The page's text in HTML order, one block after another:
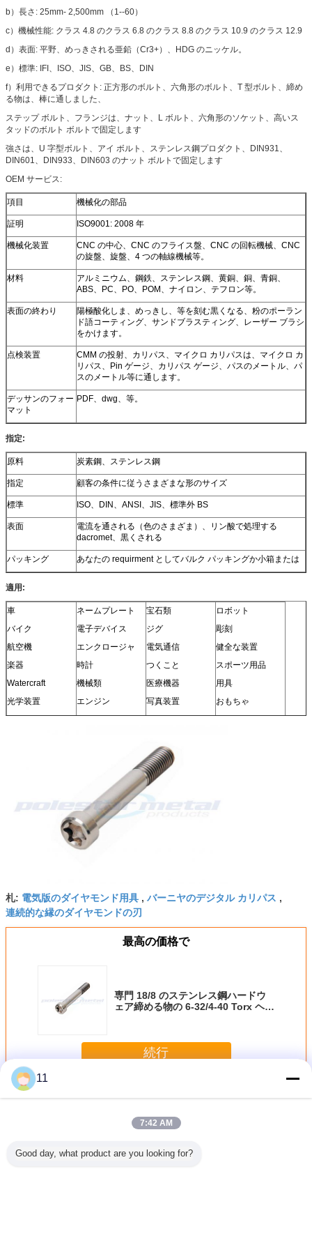
b）長さ: 25mm- 2,500mm （1--60）
c）機械性能: クラス 4.8 のクラス 6.8 のクラス 8.8 のクラス 10.9 のクラス 12.9
d）表面: 平野、めっきされる亜鉛（Cr3+）、HDG のニッケル。
e）標準: IFI、ISO、JIS、GB、BS、DIN
f）利用できるプロダクト: 正方形のボルト、六角形のボルト、T 型ボルト、締め
る物は、棒に通しました、
ステップ ボルト、フランジは、ナット、L ボルト、六角形のソケット、高いス
タッドのボルト ボルトで固定します
強さは、U 字型ボルト、アイ ボルト、ステンレス鋼プロダクト、DIN931、
DIN601、DIN933、DIN603 のナット ボルトで固定します
OEM サービス:
項目 機械化の部品
証明 ISO9001: 2008 年
機械化装置
CNC の中心、CNC のフライス盤、CNC の回転機械、CNC
の旋盤、旋盤、4 つの軸線機械等。
材料
アルミニウム、鋼鉄、ステンレス鋼、黄銅、銅、青銅、
ABS、PC、PO、POM、ナイロン、テフロン等。
表面の終わり
陽極酸化しま、めっきし、等を刻む黒くなる、粉のポーラン
ド語コーティング、サンドブラスティング、レーザー ブラシ
をかけます。
点検装置
CMM の投射、カリパス、マイクロ カリパスは、マイクロ カ
リパス、Pin ゲージ、カリパス ゲージ、パスのメートル、パ
スのメートル等に通します。
デッサンのフォー
マット
PDF、dwg、等。
指定:
原料 炭素鋼、ステンレス鋼
指定 顧客の条件に従うさまざまな形のサイズ
標準 ISO、DIN、ANSI、JIS、標準外 BS
表面
電流を通される（色のさまざま）、リン酸で処理する
dacromet、黒くされる
パッキング あなたの requirment としてバルク パッキングか小箱または
適用:
車
バイク
航空機
楽器
Watercraft
光学装置
ネームプレート
電子デバイス
エンクロージャ
時計
機械類
エンジン
宝石類
ジグ
電気通信
つくこと
医療機器
写真装置
ロボット
彫刻
健全な装置
スポーツ用品
用具
おもちゃ
札: 電気版のダイヤモンド用具 , バーニヤのデジタル カリパス ,
連続的な縁のダイヤモンドの刃
最高の価格で
専門 18/8 のステンレス鋼ハードウ
ェア締める物の 6-32/4-40 Torx ヘッ
続行
多くステンレス鋼のカリパス
11
7:42 AM
Good day, what product are you looking for?